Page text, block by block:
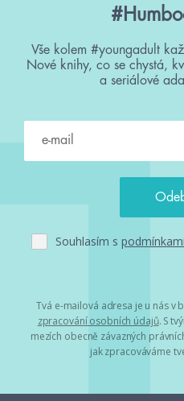
Vše kolem #youngadult
Nové knihy, co se chystá,
a seriálové
Souhlasím s
Tvá e-mailová adresa je u nás v
zpracování osobních údajů. S
mezích obecně závazných
jak zpracováváme